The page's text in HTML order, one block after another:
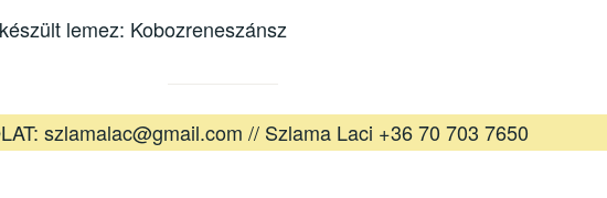
lemez: Kobozreneszánsz
szlamalac@gmail.com // Szlama Laci +36 70 703 7650